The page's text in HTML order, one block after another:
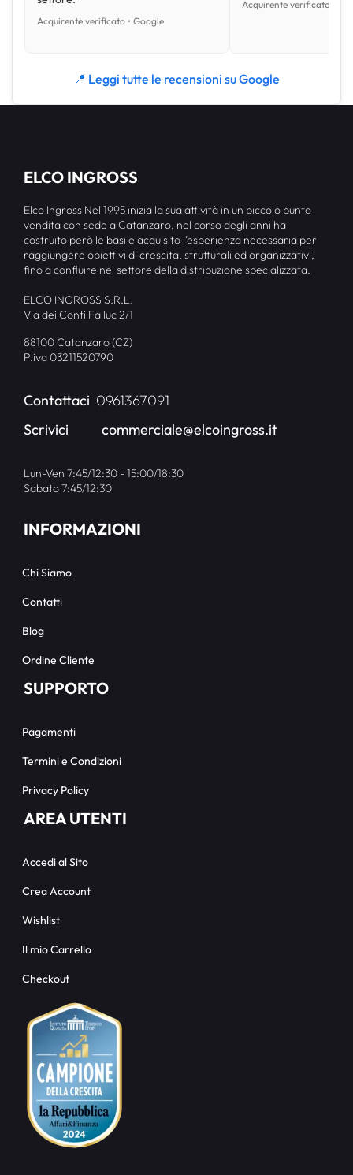
Acquirente verificato • Google
Acquirente verificato •
📍 Leggi tutte le recensioni su Google
ELCO INGROSS
Elco Ingross Nel 1995 inizia la sua attività in un piccolo punto
vendita con sede a Catanzaro, nel corso degli anni ha
costruito però le basi e acquisito l’esperienza necessaria per
raggiungere obiettivi di crescita, strutturali ed organizzativi,
fino a confluire nel settore della distribuzione specializzata.
ELCO INGROSS S.R.L.
Via dei Conti Falluc 2/1
88100 Catanzaro (CZ)
P.iva 03211520790
Contattaci 0961367091
Scrivici
commerciale@elcoingross.it
Lun-Ven 7:45/12:30 - 15:00/18:30
Sabato 7:45/12:30
INFORMAZIONI
Chi Siamo
Contatti
Blog
Ordine Cliente
SUPPORTO
Pagamenti
Termini e Condizioni
Privacy Policy
AREA UTENTI
Accedi al Sito
Crea Account
Wishlist
Il mio Carrello
Checkout